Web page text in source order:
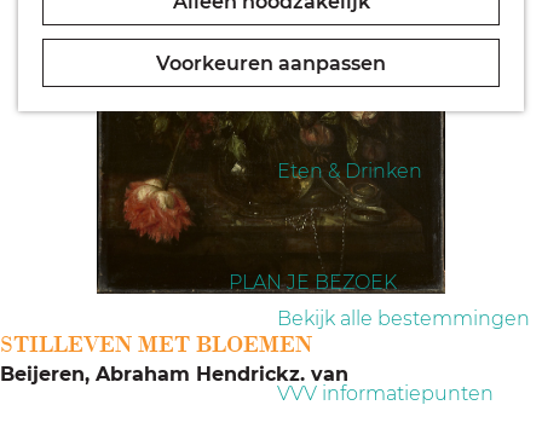
Voorkeuren aanpassen
Naar het museum
Eten & Drinken
PLAN JE BEZOEK
Bekijk alle bestemmingen
VVV informatiepunten
STILLEVEN MET BLOEMEN
Beijeren, Abraham Hendrickz. van